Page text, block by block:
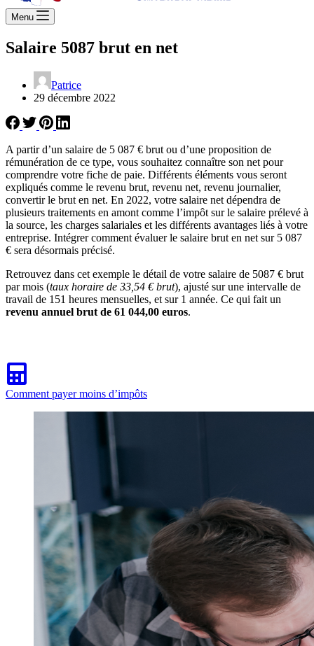
Menu
Salaire 5087 brut en net
Patrice
29 décembre 2022
A partir d’un salaire de 5 087 € brut ou d’une proposition de
rémunération de ce type, vous souhaitez connaître son net pour
comprendre votre fiche de paie. Différents éléments vous seront
expliqués comme le revenu brut, revenu net, revenu journalier,
convertir le brut en net. En 2022, votre salaire net dépendra de
plusieurs traitements en amont comme l’impôt sur le salaire prélevé à
la source, les charges salariales et les différents avantages liés à votre
entreprise. Intégrer comment évaluer le salaire brut en net sur 5 087
€ sera désormais précisé.
Retrouvez dans cet exemple le détail de votre salaire de 5087 € brut
par mois (taux horaire de 33,54 € brut), ajusté sur une intervalle de
travail de 151 heures mensuelles, et sur 1 année. Ce qui fait un
revenu annuel brut de 61 044,00 euros.
Comment payer moins d’impôts